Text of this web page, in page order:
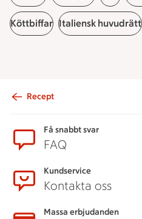
Köttbiffar Italiensk huvudrätt
Recept
Få snabbt svar
FAQ
Kundservice
Kontakta oss
Massa erbjudanden